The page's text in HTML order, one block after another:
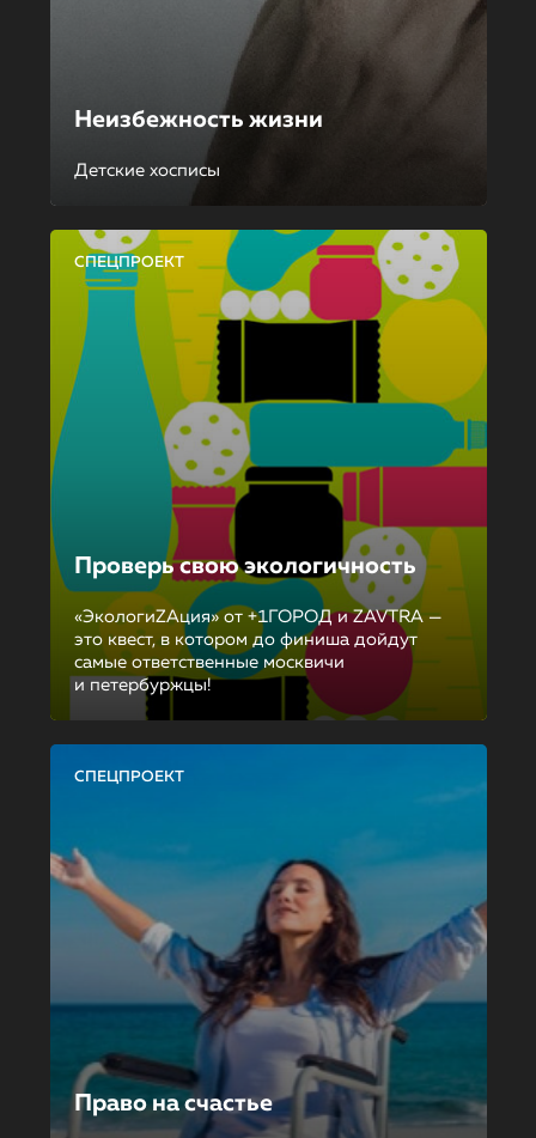
Неизбежность жизни
Детские хосписы
СПЕЦПРОЕКТ
Проверь свою экологичность
«ЭкологиZAция» от +1ГОРОД и ZAVTRA —
это квест, в котором до финиша дойдут
самые ответственные москвичи
и петербуржцы!
СПЕЦПРОЕКТ
Право на счастье